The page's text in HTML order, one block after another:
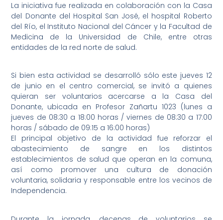
La iniciativa fue realizada en colaboración con la Casa
del Donante del Hospital San José, el hospital Roberto
del Río, el Instituto Nacional del Cáncer y la Facultad de
Medicina de la Universidad de Chile, entre otras
entidades de la red norte de salud.
Si bien esta actividad se desarrolló sólo este jueves 12
de junio en el centro comercial, se invitó a quienes
quieran ser voluntarios acercarse a la Casa del
Donante, ubicada en Profesor Zañartu 1023 (lunes a
jueves de 08:30 a 18:00 horas / viernes de 08:30 a 17:00
horas / sábado de 09:15 a 16:00 horas)
El principal objetivo de la actividad fue reforzar el
abastecimiento de sangre en los distintos
establecimientos de salud que operan en la comuna,
así como promover una cultura de donación
voluntaria, solidaria y responsable entre los vecinos de
Independencia.